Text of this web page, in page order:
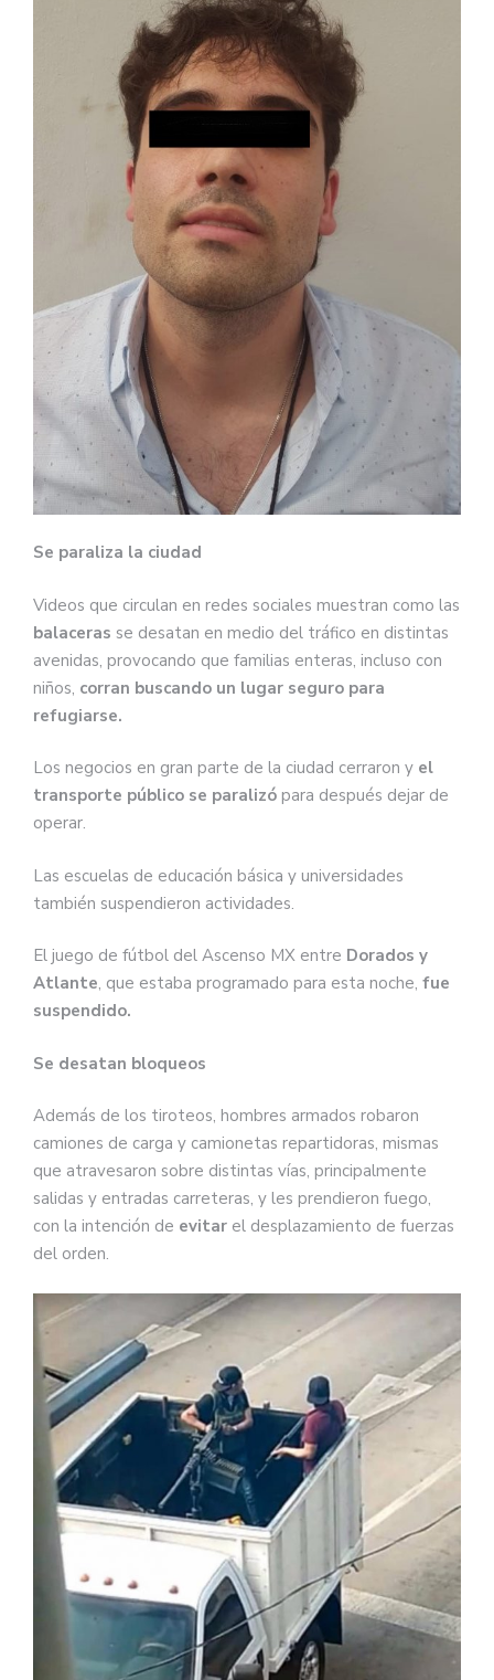
Se paraliza la ciudad
Videos que circulan en redes sociales muestran como las
balaceras se desatan en medio del tráfico en distintas
avenidas, provocando que familias enteras, incluso con
niños, corran buscando un lugar seguro para
refugiarse.
Los negocios en gran parte de la ciudad cerraron y el
transporte público se paralizó para después dejar de
operar.
Las escuelas de educación básica y universidades
también suspendieron actividades.
El juego de fútbol del Ascenso MX entre Dorados y
Atlante, que estaba programado para esta noche, fue
suspendido.
Se desatan bloqueos
Además de los tiroteos, hombres armados robaron
camiones de carga y camionetas repartidoras, mismas
que atravesaron sobre distintas vías, principalmente
salidas y entradas carreteras, y les prendieron fuego,
con la intención de evitar el desplazamiento de fuerzas
del orden.